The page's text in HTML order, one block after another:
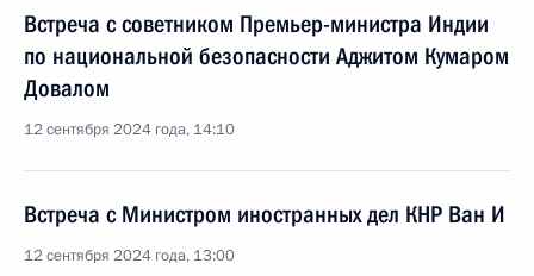
Встреча с советником Премьер-министра Индии
по национальной безопасности Аджитом Кумаром
Довалом
12 сентября 2024 года, 14:10
Встреча с Министром иностранных дел КНР Ван И
12 сентября 2024 года, 13:00